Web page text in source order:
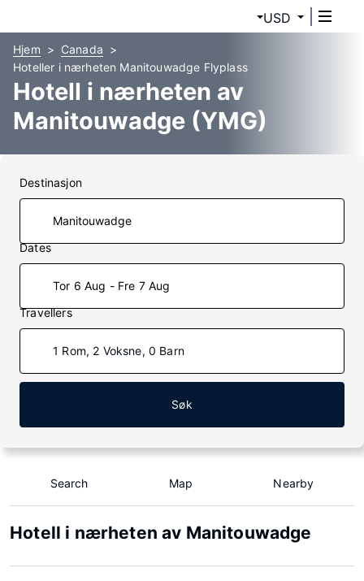
USD
Hjem
Canada
Hoteller i nærheten Manitouwadge Flyplass
Hotell i nærheten av
Manitouwadge (YMG)
Destinasjon
Dates
Tor 6 Aug - Fre 7 Aug
Travellers
1 Rom, 2 Voksne, 0 Barn
Søk
Search Map Nearby
Hotell i nærheten av Manitouwadge